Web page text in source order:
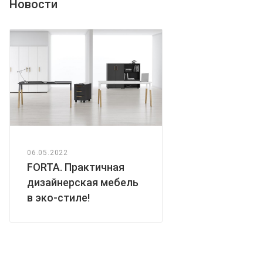
Новости
06.05.2022
FORTA. Практичная
дизайнерская мебель
в эко-стиле!